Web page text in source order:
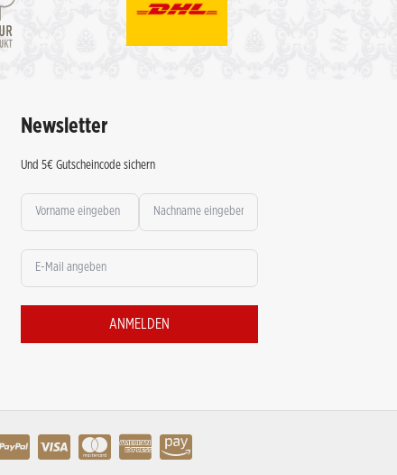
Newsletter
Und 5€ Gutscheincode sichern
ANMELDEN